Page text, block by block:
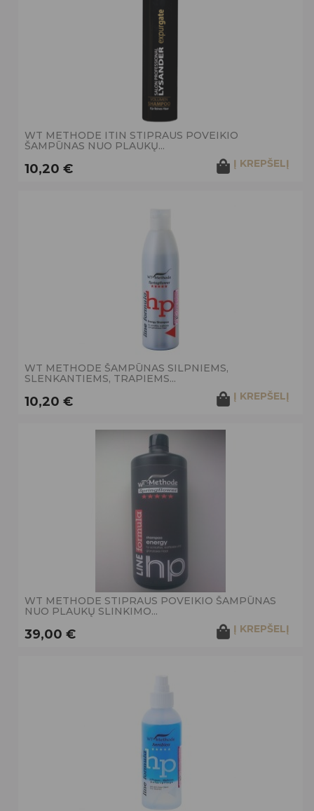
WT METHODE ITIN STIPRAUS POVEIKIO
ŠAMPŪNAS NUO PLAUKŲ...
10,20 € Į KREPŠELĮ
WT METHODE ŠAMPŪNAS SILPNIEMS,
SLENKANTIEMS, TRAPIEMS...
10,20 € Į KREPŠELĮ
WT METHODE STIPRAUS POVEIKIO ŠAMPŪNAS
NUO PLAUKŲ SLINKIMO...
39,00 € Į KREPŠELĮ